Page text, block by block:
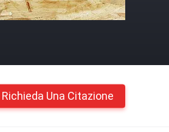
Richieda Una Citazione